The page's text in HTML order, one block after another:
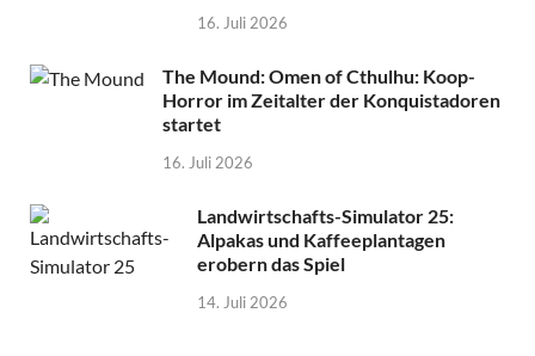
16. Juli 2026
The Mound: Omen of Cthulhu: Koop-
Horror im Zeitalter der Konquistadoren
startet
16. Juli 2026
Landwirtschafts-Simulator 25:
Alpakas und Kaffeeplantagen
erobern das Spiel
14. Juli 2026